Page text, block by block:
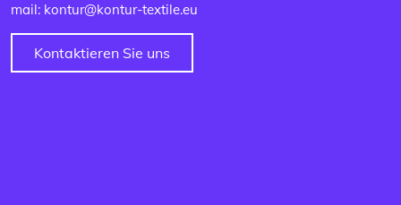
mail: kontur@kontur-textile.eu
Kontaktieren Sie uns